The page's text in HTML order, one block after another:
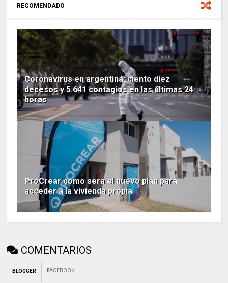
RECOMENDADO
Coronavirus en argentina: ciento diez
decesos y 5.641 contagios en las últimas 24
horas
ProCrear como sera el nuevo plan para
acceder a la vivienda propia
COMENTARIOS
BLOGGER FACEBOOK